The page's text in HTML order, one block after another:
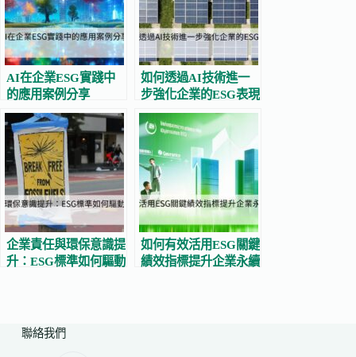
AI在企業ESG實踐中
的應用案例分享
如何透過AI技術進一
步強化企業的ESG表現
企業責任與環保意識提
升：ESG標準如何驅動
如何有效活用ESG關鍵
績效指標提升企業永續
聯絡我們